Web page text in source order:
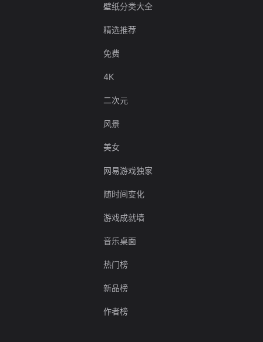
壁纸分类大全
精选推荐
免费
4K
二次元
风景
美女
网易游戏独家
随时间变化
游戏成就墙
音乐桌面
热门榜
新品榜
作者榜